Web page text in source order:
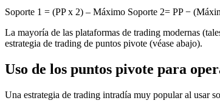
Soporte 1 = (PP x 2) – Máximo Soporte 2= PP −
La mayoría de las plataformas de trading modernas
estrategia de trading de puntos pivote (véase abajo).
Uso de los puntos pivote para
Una estrategia de trading intradía muy popular al usar